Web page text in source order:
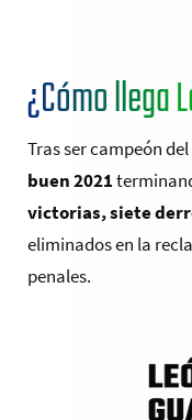
¿Cómo llega
Tras ser campeón
buen 2021
victorias, siete
eliminados en la
penales.